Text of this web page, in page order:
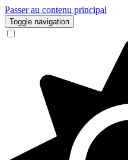
Passer au contenu principal
Toggle navigation